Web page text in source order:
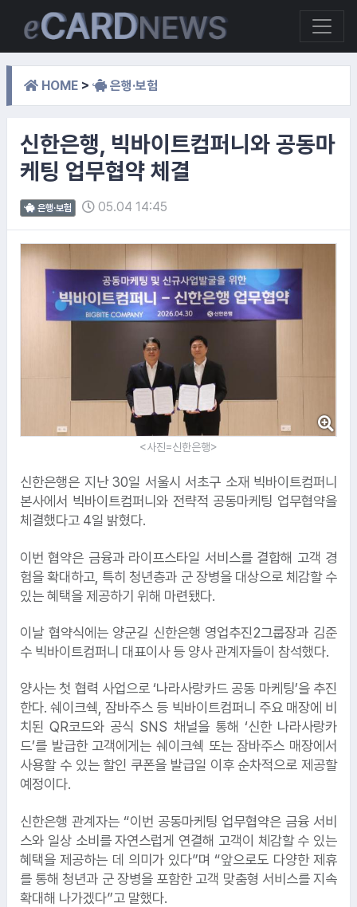
HOME > 은행·보험
신한은행, 빅바이트컴퍼니와 공동마
케팅 업무협약 체결
은행·보험 05.04 14:45
<사진=신한은행>
신한은행은 지난 30일 서울시 서초구 소재 빅바이트컴퍼니
본사에서 빅바이트컴퍼니와 전략적 공동마케팅 업무협약을
체결했다고 4일 밝혔다.
이번 협약은 금융과 라이프스타일 서비스를 결합해 고객 경
험을 확대하고, 특히 청년층과 군 장병을 대상으로 체감할 수
있는 혜택을 제공하기 위해 마련됐다.
이날 협약식에는 양군길 신한은행 영업추진2그룹장과 김준
수 빅바이트컴퍼니 대표이사 등 양사 관계자들이 참석했다.
양사는 첫 협력 사업으로 ‘나라사랑카드 공동 마케팅’을 추진
한다. 쉐이크쉑, 잠바주스 등 빅바이트컴퍼니 주요 매장에 비
치된 QR코드와 공식 SNS 채널을 통해 ‘신한 나라사랑카
드’를 발급한 고객에게는 쉐이크쉑 또는 잠바주스 매장에서
사용할 수 있는 할인 쿠폰을 발급일 이후 순차적으로 제공할
예정이다.
신한은행 관계자는 “이번 공동마케팅 업무협약은 금융 서비
스와 일상 소비를 자연스럽게 연결해 고객이 체감할 수 있는
혜택을 제공하는 데 의미가 있다”며 “앞으로도 다양한 제휴
를 통해 청년과 군 장병을 포함한 고객 맞춤형 서비스를 지속
확대해 나가겠다”고 말했다.
KB국민카드
1.LS전선